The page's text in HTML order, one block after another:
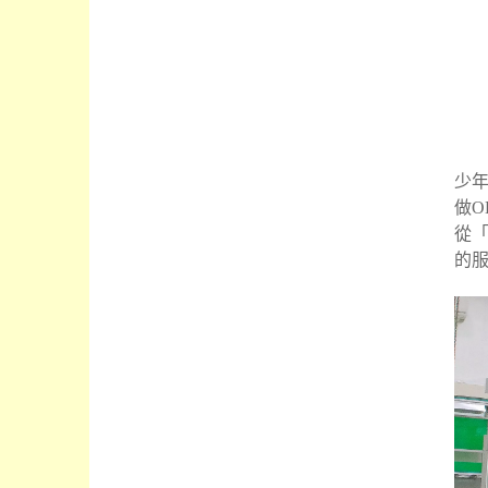
少
做
從
的